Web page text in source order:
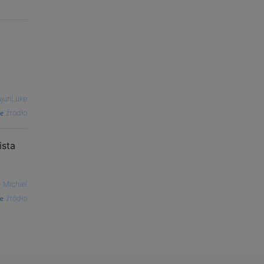
źródło
Michiel
źródło